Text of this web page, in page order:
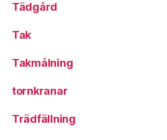
Tädgård
Tak
Takmålning
tornkranar
Trädfällning